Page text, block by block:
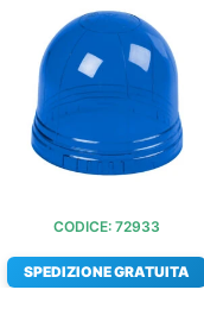
CODICE: 72933
SPEDIZIONE GRATUITA
prezzo
originale
era:
€22,08.
è: